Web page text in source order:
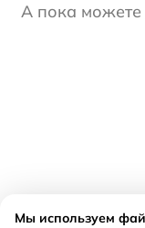
А пока можете
Мы используем